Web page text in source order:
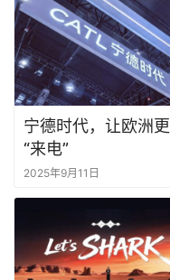
宁德时代，让欧洲更
“来电”
2025年9月11日